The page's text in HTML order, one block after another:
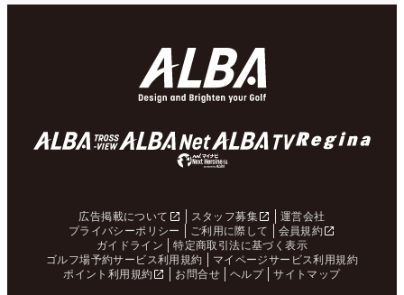
広告掲載について スタッフ募集
運営会社
プライバシーポリシー
ご利用に際して
会員規約
ガイドライン
特定商取引法に基づく表示
ゴルフ場予約サービス利用規約
マイページサービス利用規約
ポイント利用規約
お問合せ ヘルプ サイトマップ